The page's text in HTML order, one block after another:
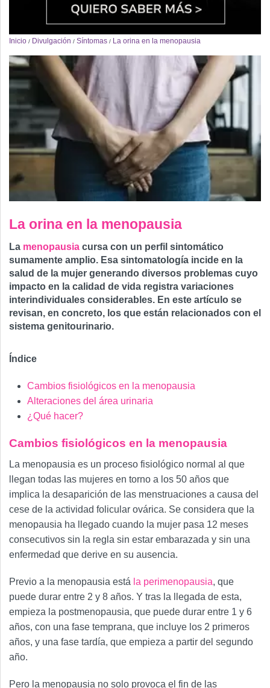
Inicio / Divulgación / Síntomas / La orina en la menopausia
La orina en la menopausia
La menopausia cursa con un perfil sintomático
sumamente amplio. Esa sintomatología incide en la
salud de la mujer generando diversos problemas cuyo
impacto en la calidad de vida registra variaciones
interindividuales considerables. En este artículo se
revisan, en concreto, los que están relacionados con el
sistema genitourinario.
Índice
Cambios fisiológicos en la menopausia
Alteraciones del área urinaria
¿Qué hacer?
Cambios fisiológicos en la menopausia
La menopausia es un proceso fisiológico normal al que
llegan todas las mujeres en torno a los 50 años que
implica la desaparición de las menstruaciones a causa del
cese de la actividad folicular ovárica. Se considera que la
menopausia ha llegado cuando la mujer pasa 12 meses
consecutivos sin la regla sin estar embarazada y sin una
enfermedad que derive en su ausencia.
Previo a la menopausia está la perimenopausia, que
puede durar entre 2 y 8 años. Y tras la llegada de esta,
empieza la postmenopausia, que puede durar entre 1 y 6
años, con una fase temprana, que incluye los 2 primeros
años, y una fase tardía, que empieza a partir del segundo
año.
Pero la menopausia no solo provoca el fin de las